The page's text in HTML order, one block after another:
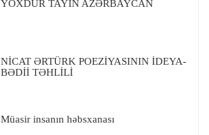
YOXDUR TAYIN AZƏRBAYCAN
NİCAT ƏRTÜRK POEZİYASININ İDEYA-
BƏDİİ TƏHLİLİ
Müasir insanın həbsxanası